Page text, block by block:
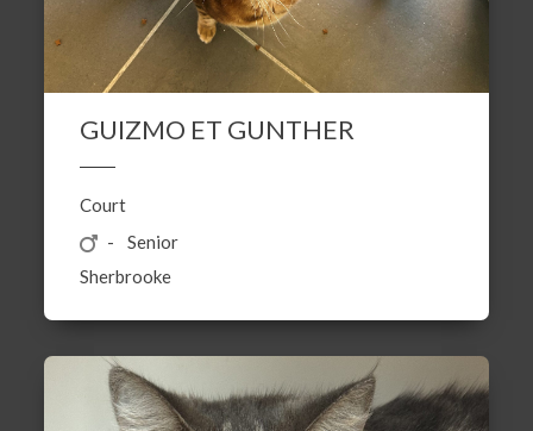
GUIZMO ET GUNTHER
Court
Senior
Sherbrooke